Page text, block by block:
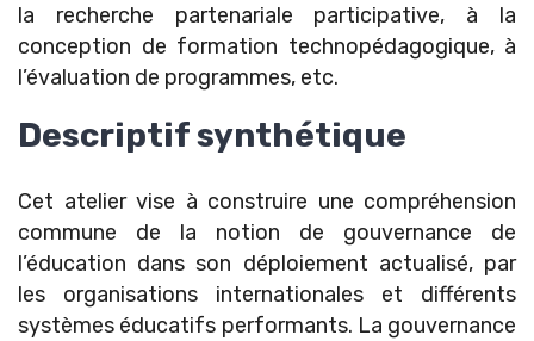
la recherche partenariale participative, à la
conception de formation technopédagogique, à
l’évaluation de programmes, etc.
Descriptif synthétique
Cet atelier vise à construire une compréhension
commune de la notion de gouvernance de
l’éducation dans son déploiement actualisé, par
les organisations internationales et différents
systèmes éducatifs performants. La gouvernance